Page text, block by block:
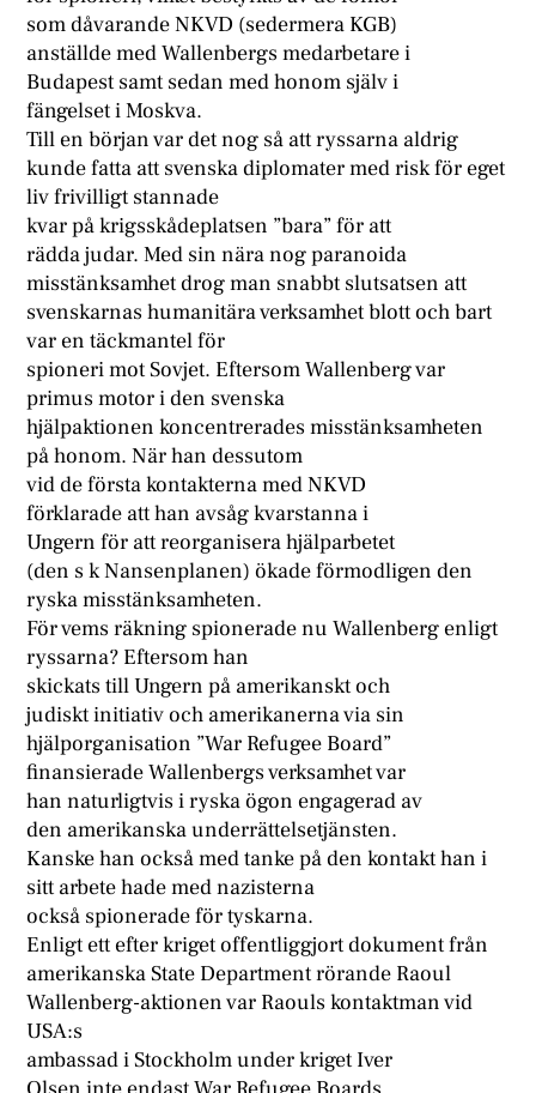
som dåvarande NKVD (sedermera KGB)
anställde med Wallenbergs medarbetare i
Budapest samt sedan med honom själv i
fängelset i Moskva.
Till en början var det nog så att ryssarna aldrig
kunde fatta att svenska diplomater med risk för eget
liv frivilligt stannade
kvar på krigsskådeplatsen ”bara” för att
rädda judar. Med sin nära nog paranoida
misstänksamhet drog man snabbt slutsatsen att
svenskarnas humanitära verksamhet blott och bart
var en täckmantel för
spioneri mot Sovjet. Eftersom Wallenberg var
primus motor i den svenska
hjälpaktionen koncentrerades misstänksamheten
på honom. När han dessutom
vid de första kontakterna med NKVD
förklarade att han avsåg kvarstanna i
Ungern för att reorganisera hjälparbetet
(den s k Nansenplanen) ökade förmodligen den
ryska misstänksamheten.
För vems räkning spionerade nu Wallenberg enligt
ryssarna? Eftersom han
skickats till Ungern på amerikanskt och
judiskt initiativ och amerikanerna via sin
hjälporganisation ”War Refugee Board”
finansierade Wallenbergs verksamhet var
han naturligtvis i ryska ögon engagerad av
den amerikanska underrättelsetjänsten.
Kanske han också med tanke på den kontakt han i
sitt arbete hade med nazisterna
också spionerade för tyskarna.
Enligt ett efter kriget offentliggjort dokument från
amerikanska State Department rörande Raoul
Wallenberg-aktionen var Raouls kontaktman vid
USA:s
ambassad i Stockholm under kriget Iver